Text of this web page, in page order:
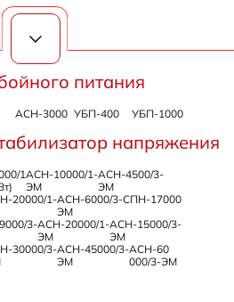
питания
АСН-3000 УБП-400 УБП-1000
напряжения
1АСН-10000/1-
ЭМ
АСН-4500/3-
ЭМ
20000/1-АСН-6000/3-
ЭМ
СПН-17000
3-АСН-20000/1-
ЭМ
АСН-15000/3-
ЭМ
30000/3-АСН-45000/3-
ЭМ
АСН-60
000/3-ЭМ